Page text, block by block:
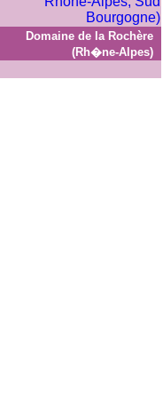
Domaine de la Rochère
(Rh�ne-Alpes)